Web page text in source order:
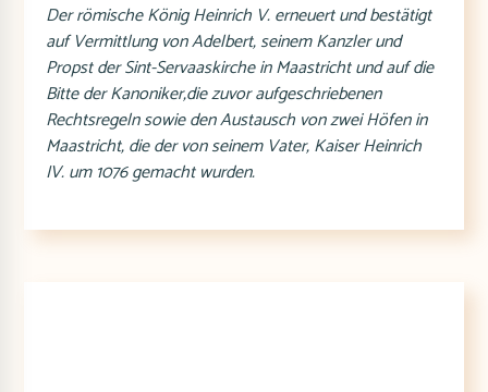
Der römische König Heinrich V. erneuert und bestätigt
auf Vermittlung von Adelbert, seinem Kanzler und
Propst der Sint-Servaaskirche in Maastricht und auf die
Bitte der Kanoniker,die zuvor aufgeschriebenen
Rechtsregeln sowie den Austausch von zwei Höfen in
Maastricht, die der von seinem Vater, Kaiser Heinrich
IV. um 1076 gemacht wurden.